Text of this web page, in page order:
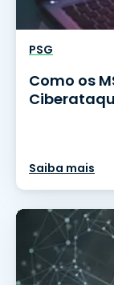
PSG
Como os
Saiba mais